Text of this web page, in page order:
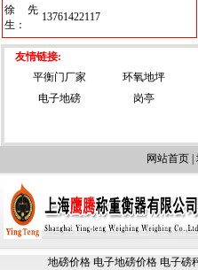
徐先
生：
13761422117
友情链接:
平衡门厂家
环氧地坪
电子地磅
岗亭
网站首页
地磅价格 电子地磅价格 电子磅